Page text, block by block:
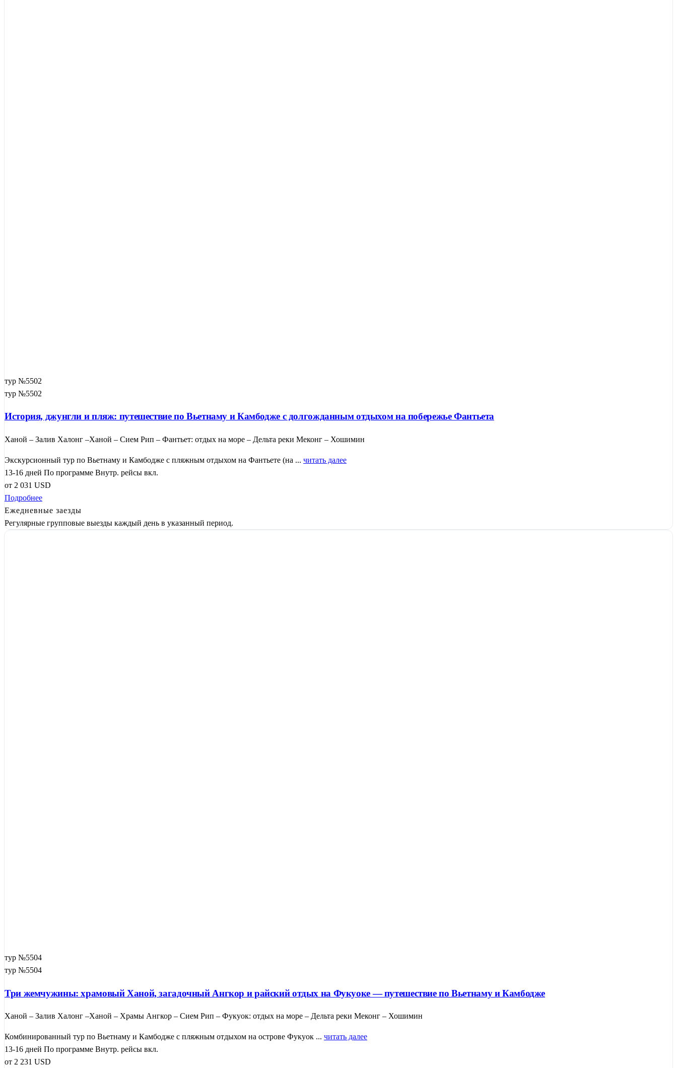
тур №5502
тур №5502
История, джунгли и пляж: путешествие по Вьетнаму и Камбодже с долгожданным отдыхом на побережье Фантьета
Ханой – Залив Халонг –Ханой – Сием Рип – Фантьет: отдых на море – Дельта реки Меконг – Хошимин
Экскурсионный тур по Вьетнаму и Камбодже с пляжным отдыхом на Фантьете (на ... читать далее
13-16 дней По программе Внутр. рейсы вкл.
от 2 031 USD
Подробнее
Ежедневные заезды
Регулярные групповые выезды каждый день в указанный период.
тур №5504
тур №5504
Три жемчужины: храмовый Ханой, загадочный Ангкор и райский отдых на Фукуоке — путешествие по Вьетнаму и Камбодже
Ханой – Залив Халонг –Ханой – Храмы Ангкор – Сием Рип – Фукуок: отдых на море – Дельта реки Меконг – Хошимин
Комбинированный тур по Вьетнаму и Камбодже с пляжным отдыхом на острове Фукуок ... читать далее
13-16 дней По программе Внутр. рейсы вкл.
от 2 231 USD